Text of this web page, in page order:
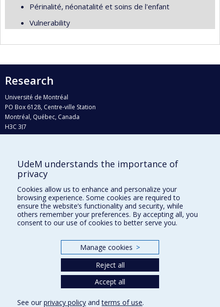
Périnalité, néonatalité et soins de l'enfant
Vulnerability
Research
Université de Montréal
PO Box 6128, Centre-ville Station
Montréal, Québec, Canada
H3C 3J7
Who does what?
Find us
Site map
Accessibility
UdeM understands the importance of
privacy
Cookies allow us to enhance and personalize your
browsing experience. Some cookies are required to
ensure the website’s functionality and security, while
others remember your preferences. By accepting all, you
consent to our use of cookies to better serve you.
Manage cookies >
Reject all
Accept all
See our privacy policy andterms of use.